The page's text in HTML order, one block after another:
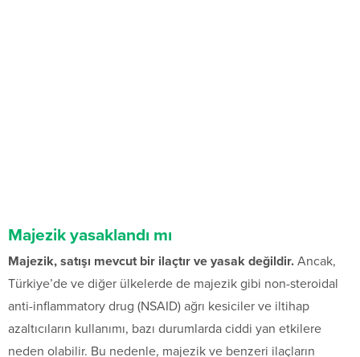
Majezik yasaklandı mı
Majezik, satışı mevcut bir ilaçtır ve yasak değildir. Ancak,
Türkiye’de ve diğer ülkelerde de majezik gibi non-steroidal
anti-inflammatory drug (NSAID) ağrı kesiciler ve iltihap
azaltıcıların kullanımı, bazı durumlarda ciddi yan etkilere
neden olabilir. Bu nedenle, majezik ve benzeri ilaçların